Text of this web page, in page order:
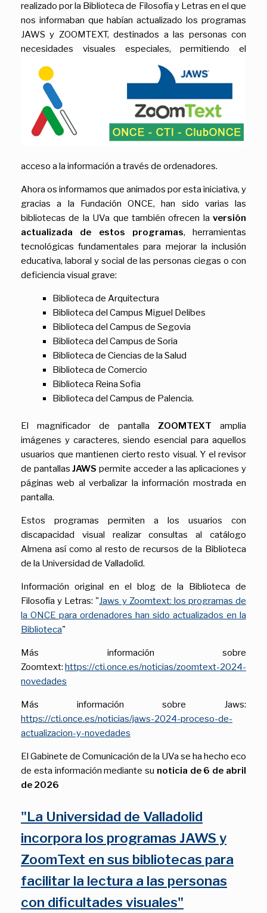
realizado por la Biblioteca de Filosofía y Letras en el que
nos informaban que habían actualizado los programas
JAWS y ZOOMTEXT, destinados a las personas con
necesidades visuales especiales, permitiendo el
acceso a la información a través de ordenadores.
Ahora os informamos que animados por esta iniciativa, y
gracias a la Fundación ONCE, han sido varias las
bibliotecas de la UVa que también ofrecen la versión
actualizada de estos programas, herramientas
tecnológicas fundamentales para mejorar la inclusión
educativa, laboral y social de las personas ciegas o con
deficiencia visual grave:
Biblioteca de Arquitectura
Biblioteca del Campus Miguel Delibes
Biblioteca del Campus de Segovia
Biblioteca del Campus de Soria
Biblioteca de Ciencias de la Salud
Biblioteca de Comercio
Biblioteca Reina Sofia
Biblioteca del Campus de Palencia.
El magnificador de pantalla ZOOMTEXT amplia
imágenes y caracteres, siendo esencial para aquellos
usuarios que mantienen cierto resto visual. Y el revisor
de pantallasJAWS permite acceder a las aplicaciones y
páginas web al verbalizar la información mostrada en
pantalla.
Estos programas permiten a los usuarios con
discapacidad visual realizar consultas al catálogo
Almena así como al resto de recursos de la Biblioteca
de la Universidad de Valladolid.
Información original en el blog de la Biblioteca de
Filosofía y Letras: "Jaws y Zoomtext: los programas de
la ONCE para ordenadores han sido actualizados en la
Biblioteca"
Más información sobre
Zoomtext: https://cti.once.es/noticias/zoomtext-2024-
novedades
Más información sobre Jaws:
https://cti.once.es/noticias/jaws-2024-proceso-de-
actualizacion-y-novedades
El Gabinete de Comunicación de la UVa se ha hecho eco
de esta información mediante su noticia de 6 de abril
de 2026
"La Universidad de Valladolid
incorpora los programas JAWS y
ZoomText en sus bibliotecas para
facilitar la lectura a las personas
con dificultades visuales"